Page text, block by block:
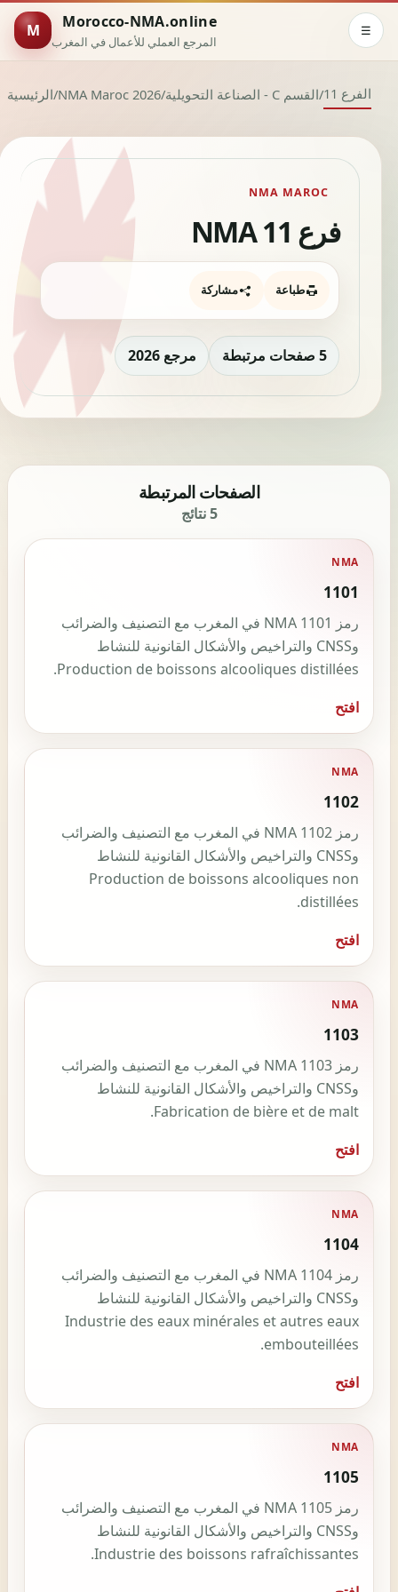
M Morocco-NMA.online
المرجع العملي للأعمال في المغرب
☰
الرئيسية/NMA Maroc 2026/ القسم C - الصناعة التحويلية/ الفرع 11
NMA MAROC
فرع NMA 11
طباعة مشاركة
5 صفحات مرتبطة مرجع 2026
الصفحات المرتبطة
5 نتائج
NMA
1101
رمز NMA 1101 في المغرب مع التصنيف والضرائب
وCNSS والتراخيص والأشكال القانونية للنشاط
Production de boissons alcooliques distillées.
افتح
NMA
1102
رمز NMA 1102 في المغرب مع التصنيف والضرائب
وCNSS والتراخيص والأشكال القانونية للنشاط
Production de boissons alcooliques non
distillées.
افتح
NMA
1103
رمز NMA 1103 في المغرب مع التصنيف والضرائب
وCNSS والتراخيص والأشكال القانونية للنشاط
Fabrication de bière et de malt.
افتح
NMA
1104
رمز NMA 1104 في المغرب مع التصنيف والضرائب
وCNSS والتراخيص والأشكال القانونية للنشاط
Industrie des eaux minérales et autres eaux
embouteillées.
افتح
NMA
1105
رمز NMA 1105 في المغرب مع التصنيف والضرائب
وCNSS والتراخيص والأشكال القانونية للنشاط
Industrie des boissons rafraîchissantes.